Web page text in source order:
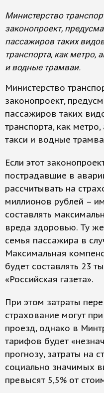
Министерство
законопроект,
пассажиров таких
транспорта, как метро,
и водные трамваи.
Министерство
законопроект,
пассажиров таких
транспорта, как
такси и водные
Если этот
пострадавшие в
рассчитывать на
миллионов рублей –
составлять
вреда здоровью. Ту
семья пассажира в
Максимальная
будет составлять 23
«Российская газета».
При этом затраты
страхование могут
проезд, однако в
тарифов будет
прогнозу, затраты на
социально значимых
превысят 5,5% от